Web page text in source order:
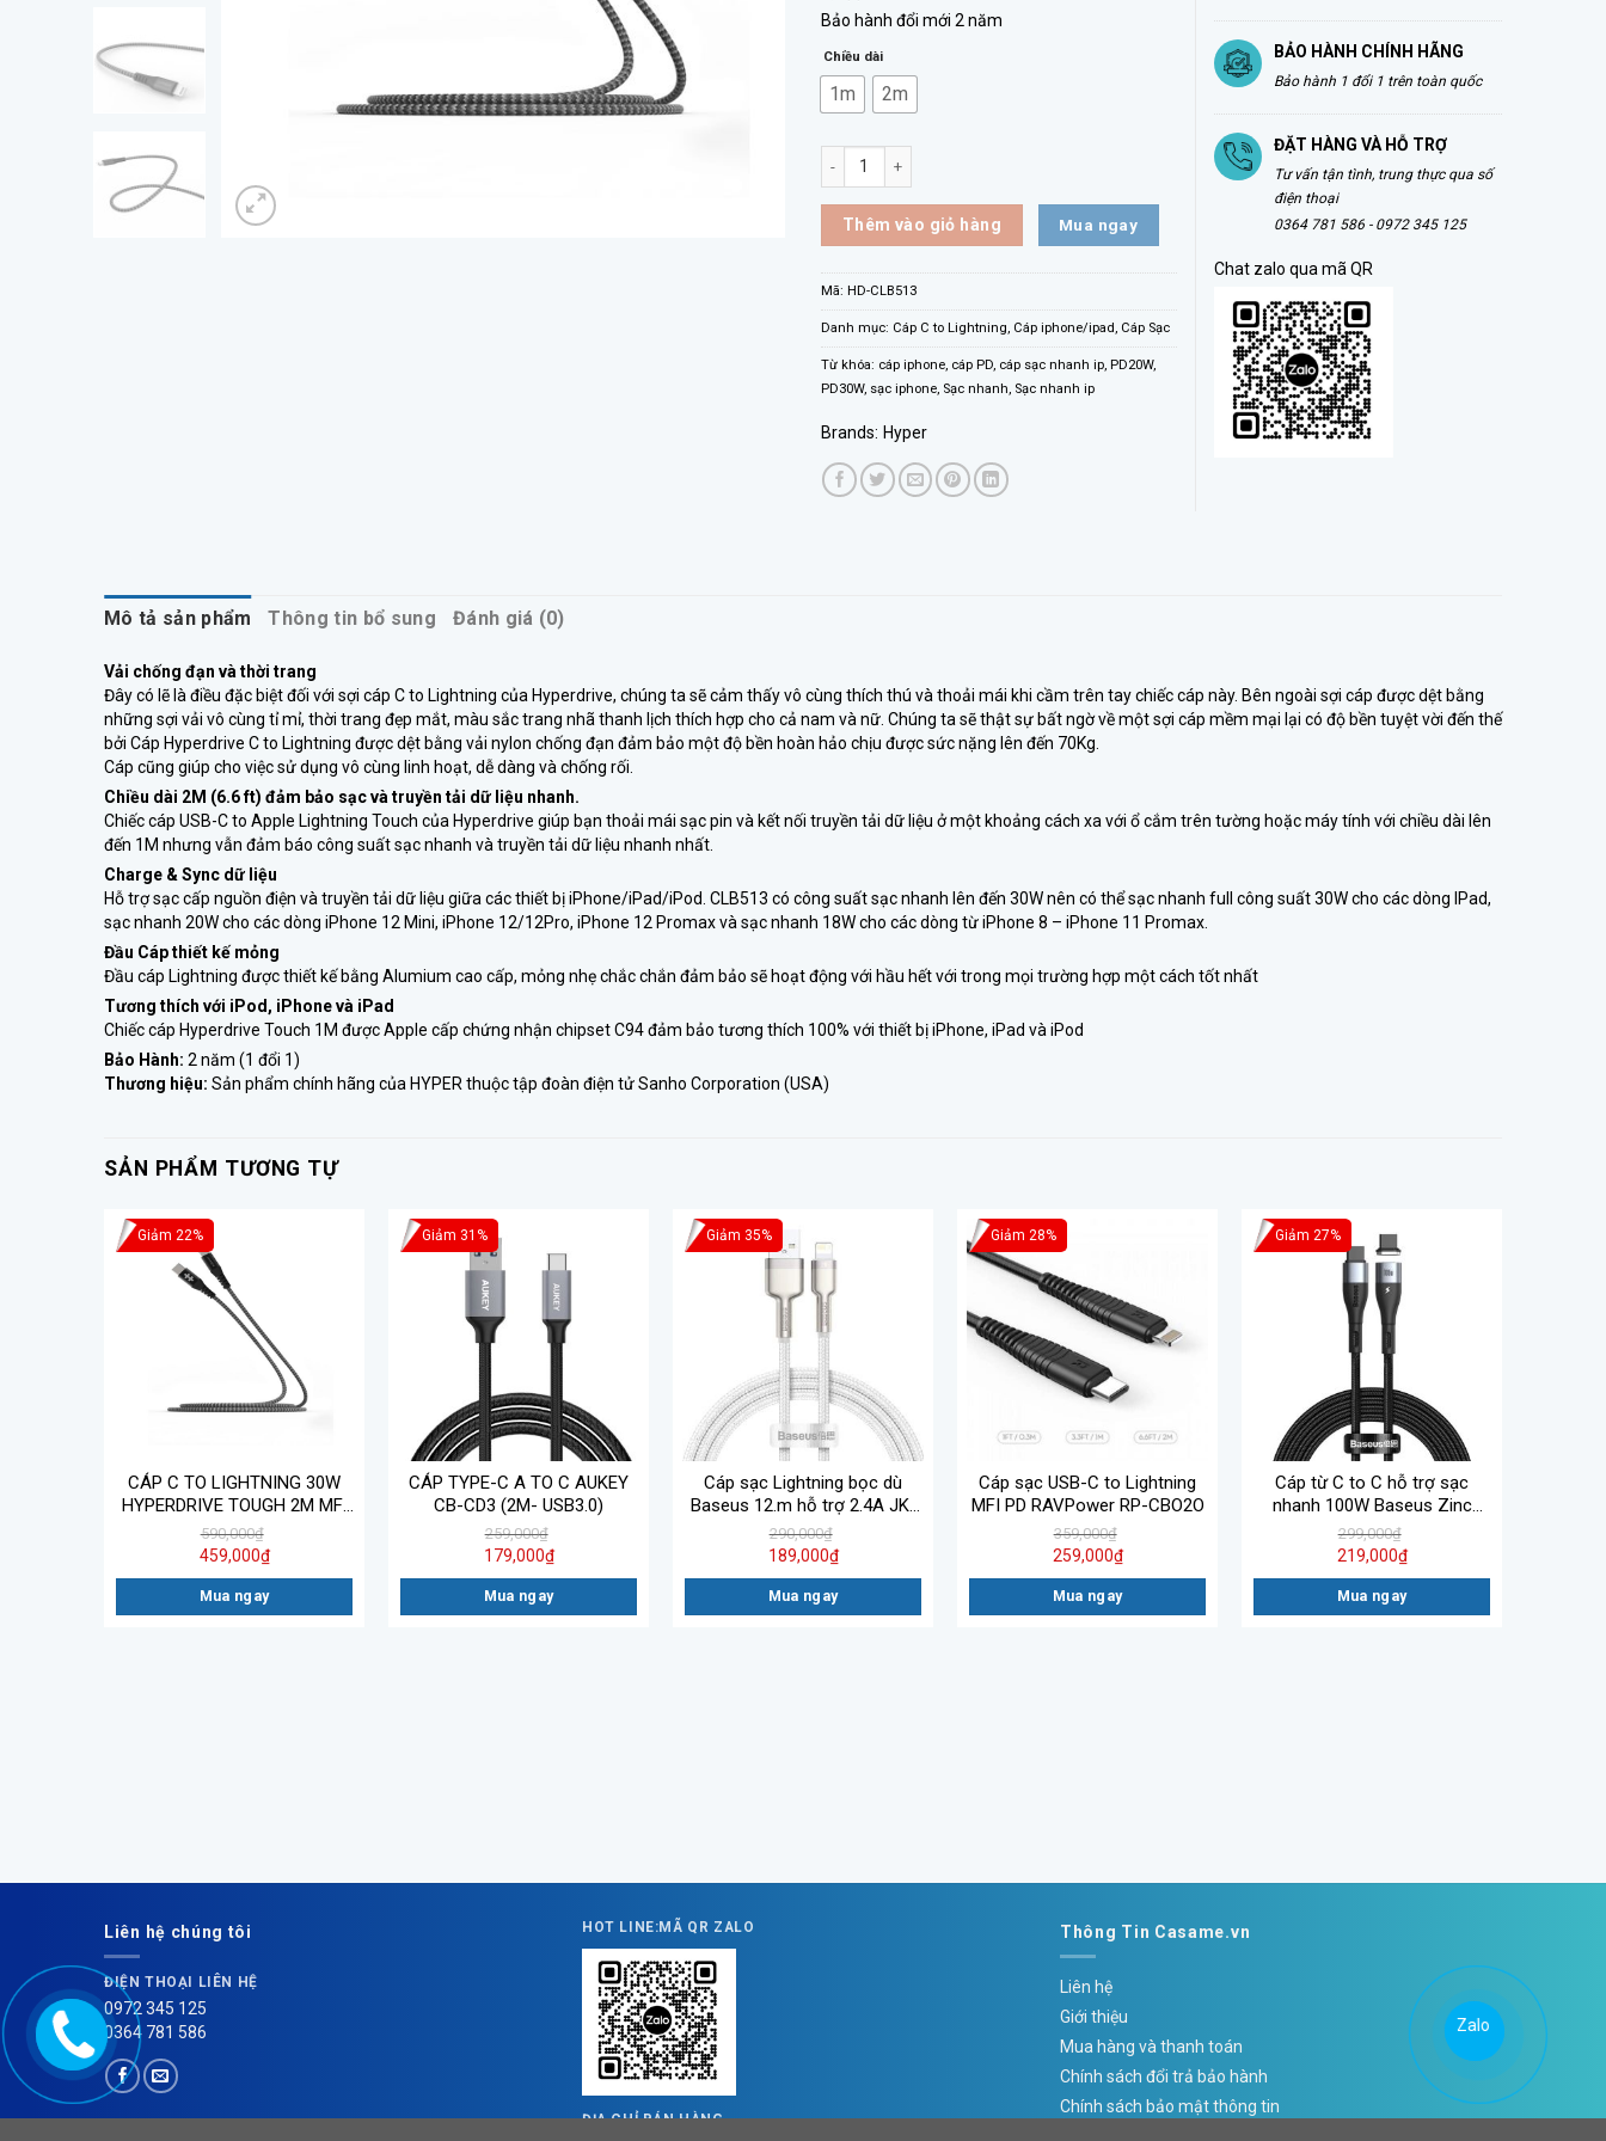
Bảo hành đổi mới 2 năm
Chiều dài
1m 2m
CÁP C TO LIGHTNING 30W HYPERDRIVE TOUGH MFI IPHONE/IPAD HD-CLB513 số lượng
Thêm vào giỏ hàng Mua ngay
Mã: HD-CLB513
Danh mục: Cáp C to Lightning, Cáp iphone/ipad, Cáp Sạc
Từ khóa: cáp iphone, cáp PD, cáp sạc nhanh ip, PD20W,
PD30W, sạc iphone, Sạc nhanh, Sạc nhanh ip
Brands: Hyper
BẢO HÀNH CHÍNH HÃNG
Bảo hành 1 đổi 1 trên toàn quốc
ĐẶT HÀNG VÀ HỖ TRỢ
Tư vấn tận tình, trung thực qua số
điện thoại
0364 781 586 - 0972 345 125
Chat zalo qua mã QR
Mô tả sản phẩm Thông tin bổ sung Đánh giá (0)
Vải chống đạn và thời trang
Đây có lẽ là điều đặc biệt đối với sợi cáp C to Lightning của Hyperdrive, chúng ta sẽ cảm thấy vô cùng thích thú và thoải mái khi cầm trên tay chiếc cáp này. Bên ngoài sợi cáp được dệt bằng
những sợi vải vô cùng tỉ mỉ, thời trang đẹp mắt, màu sắc trang nhã thanh lịch thích hợp cho cả nam và nữ. Chúng ta sẽ thật sự bất ngờ về một sợi cáp mềm mại lại có độ bền tuyệt vời đến thế
bởi Cáp Hyperdrive C to Lightning được dệt bằng vải nylon chống đạn đảm bảo một độ bền hoàn hảo chịu được sức nặng lên đến 70Kg.
Cáp cũng giúp cho việc sử dụng vô cùng linh hoạt, dễ dàng và chống rối.
Chiều dài 2M (6.6 ft) đảm bảo sạc và truyền tải dữ liệu nhanh.
Chiếc cáp USB-C to Apple Lightning Touch của Hyperdrive giúp bạn thoải mái sạc pin và kết nối truyền tải dữ liệu ở một khoảng cách xa với ổ cắm trên tường hoặc máy tính với chiều dài lên
đến 1M nhưng vẫn đảm báo công suất sạc nhanh và truyền tải dữ liệu nhanh nhất.
Charge & Sync dữ liệu
Hỗ trợ sạc cấp nguồn điện và truyền tải dữ liệu giữa các thiết bị iPhone/iPad/iPod. CLB513 có công suất sạc nhanh lên đến 30W nên có thể sạc nhanh full công suất 30W cho các dòng IPad,
sạc nhanh 20W cho các dòng iPhone 12 Mini, iPhone 12/12Pro, iPhone 12 Promax và sạc nhanh 18W cho các dòng từ iPhone 8 – iPhone 11 Promax.
Đầu Cáp thiết kế mỏng
Đầu cáp Lightning được thiết kế bằng Alumium cao cấp, mỏng nhẹ chắc chắn đảm bảo sẽ hoạt động với hầu hết với trong mọi trường hợp một cách tốt nhất
Tương thích với iPod, iPhone và iPad
Chiếc cáp Hyperdrive Touch 1M được Apple cấp chứng nhận chipset C94 đảm bảo tương thích 100% với thiết bị iPhone, iPad và iPod
Bảo Hành: 2 năm (1 đổi 1)
Thương hiệu: Sản phẩm chính hãng của HYPER thuộc tập đoàn điện tử Sanho Corporation (USA)
SẢN PHẨM TƯƠNG TỰ
Giảm 22%
CÁP C TO LIGHTNING 30W
HYPERDRIVE TOUGH 2M MFI
IPHONE/IPAD HD-CLB523
590,000₫
459,000₫
Mua ngay
Giảm 31%
CÁP TYPE-C A TO C AUKEY
CB-CD3 (2M- USB3.0)
259,000₫
179,000₫
Mua ngay
Giảm 35%
Cáp sạc Lightning bọc dù
Baseus 12.m hỗ trợ 2.4A JK-
A02
290,000₫
189,000₫
Mua ngay
Giảm 28%
Cáp sạc USB-C to Lightning
MFI PD RAVPower RP-CBO2O
359,000₫
259,000₫
Mua ngay
Giảm 27%
Cáp từ C to C hỗ trợ sạc
nhanh 100W Baseus Zinc
Magnetic Safe CATXC-Q01
299,000₫
219,000₫
Mua ngay
Liên hệ chúng tôi
ĐIỆN THOẠI LIÊN HỆ
0972 345 125
0364 781 586
HOT LINE:MÃ QR ZALO
ĐỊA CHỈ BÁN HÀNG
Zalo
Zalo
Thông Tin Casame.vn
Liên hệ
Giới thiệu
Mua hàng và thanh toán
Chính sách đổi trả bảo hành
Chính sách bảo mật thông tin